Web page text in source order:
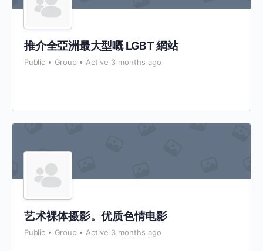
推介全亞洲最大型嘅 LGBT 網站
Public Group Active 3 months ago
艺术裸体摄影。优质色情电影
Public Group Active 3 months ago